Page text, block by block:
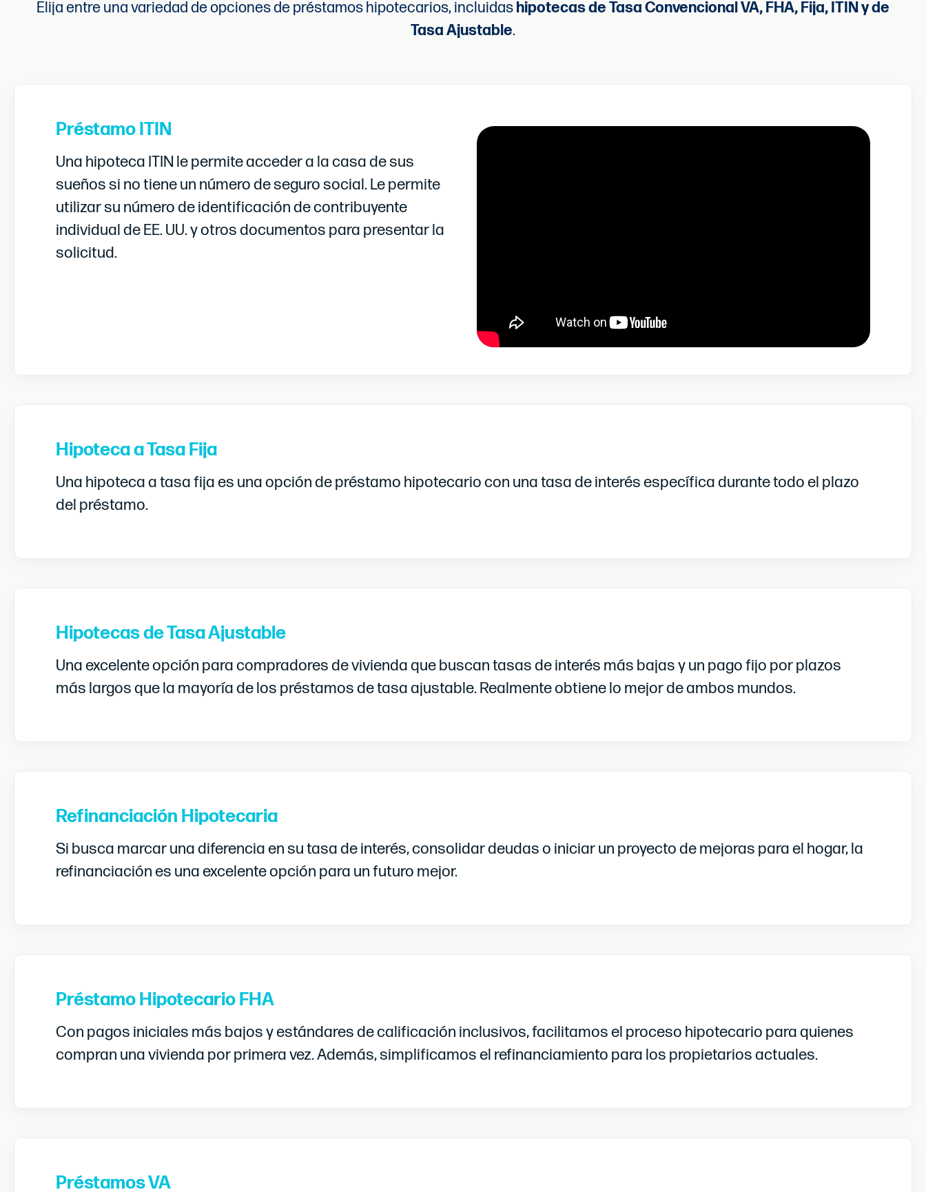
Elija entre una variedad de opciones de préstamos hipotecarios, incluidas hipotecas de Tasa Convencional VA, FHA, Fija, ITIN y de
Tasa Ajustable.
Préstamo ITIN
Una hipoteca ITIN le permite acceder a la casa de sus
sueños si no tiene un número de seguro social. Le permite
utilizar su número de identificación de contribuyente
individual de EE. UU. y otros documentos para presentar la
solicitud.
Hipoteca a Tasa Fija
Una hipoteca a tasa fija es una opción de préstamo hipotecario con una tasa de interés específica durante todo el plazo
del préstamo.
Hipotecas de Tasa Ajustable
Una excelente opción para compradores de vivienda que buscan tasas de interés más bajas y un pago fijo por plazos
más largos que la mayoría de los préstamos de tasa ajustable. Realmente obtiene lo mejor de ambos mundos.
Refinanciación Hipotecaria
Si busca marcar una diferencia en su tasa de interés, consolidar deudas o iniciar un proyecto de mejoras para el hogar, la
refinanciación es una excelente opción para un futuro mejor.
Préstamo Hipotecario FHA
Con pagos iniciales más bajos y estándares de calificación inclusivos, facilitamos el proceso hipotecario para quienes
compran una vivienda por primera vez. Además, simplificamos el refinanciamiento para los propietarios actuales.
Préstamos VA